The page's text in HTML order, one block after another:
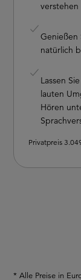
verstehen
Genießen
natürlich
Lassen
lauten
Hören
Privatpreis
* Alle Preise in